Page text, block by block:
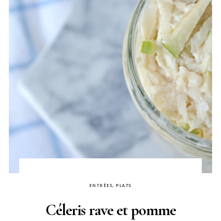
ENTRÉES, PLATS
Céleris rave et pomme